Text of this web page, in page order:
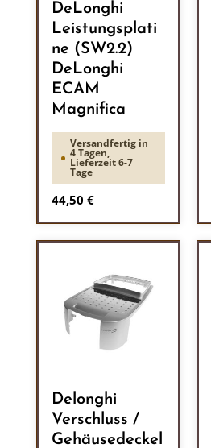
DeLonghi
Leistungsplati
ne (SW2.2)
DeLonghi
ECAM
Magnifica
Versandfertig in
4 Tagen,
Lieferzeit 6-7
Tage
Regulärer Preis:
44,50 €
Delonghi
Verschluss /
Gehäusedeckel